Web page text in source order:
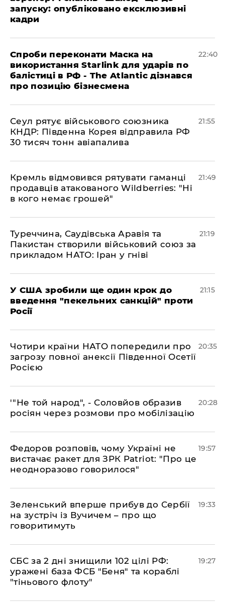
запуску: опубліковано ексклюзивні
кадри
​Спроби переконати Маска на
використання Starlink для ударів по
балістиці в РФ - The Atlantic дізнався
про позицію бізнесмена
22:40
​Сеул рятує військового союзника
КНДР: Південна Корея відправила РФ
30 тисяч тонн авіапалива
21:55
​Кремль відмовився рятувати гаманці
продавців атакованого Wildberries: "Ні
в кого немає грошей"
21:49
​Туреччина, Саудівська Аравія та
Пакистан створили військовий союз за
прикладом НАТО: Іран у гніві
21:19
​У США зробили ще один крок до
введення "пекельних санкцій" проти
Росії
21:15
​Чотири країни НАТО попередили про
загрозу повної анексії Південної Осетії
Росією
20:35
​'"Не той народ", - Соловйов образив
росіян через розмови про мобілізацію
20:28
​Федоров розповів, чому Україні не
вистачає ракет для ЗРК Patriot: "Про це
неодноразово говорилося"
19:57
​Зеленський вперше прибув до Сербії
на зустріч із Вучичем – про що
говоритимуть
19:33
​СБС за 2 дні знищили 102 цілі РФ:
уражені база ФСБ "Беня" та кораблі
"тіньового флоту"
19:27